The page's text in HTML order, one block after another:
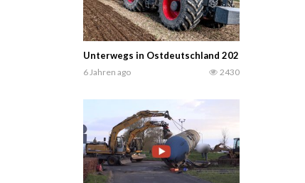
Unterwegs in Ostdeutschland 2020 – Fendt
6 Jahren ago 2430